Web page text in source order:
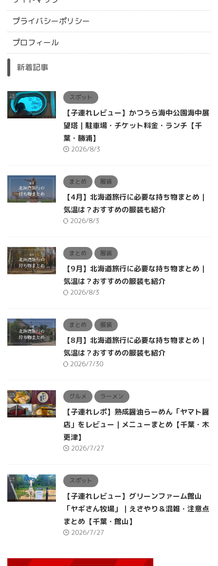
プライバシーポリシー
プロフィール
新着記事
スポット
【子連れレビュー】かつうら海中公園海中展
望塔｜駐車場・チケット料金・ランチ【千
葉・勝浦】
2026/8/3
まとめ 服装
【4月】北海道旅行に必要な持ち物まとめ｜
気温は？おすすめの服装も紹介
2026/8/3
まとめ 服装
【9月】北海道旅行に必要な持ち物まとめ｜
気温は？おすすめの服装も紹介
2026/8/3
まとめ 服装
【8月】北海道旅行に必要な持ち物まとめ｜
気温は？おすすめの服装も紹介
2026/7/30
グルメ ラーメン
【子連れレポ】熟成醤油らーめん「ヤマト醤
店」をレビュー｜メニューまとめ【千葉・木
更津】
2026/7/27
スポット
【子連れレビュー】グリーンファーム館山
「ヤギさん牧場」｜えさやり＆混雑・注意点
まとめ【千葉・館山】
2026/7/27